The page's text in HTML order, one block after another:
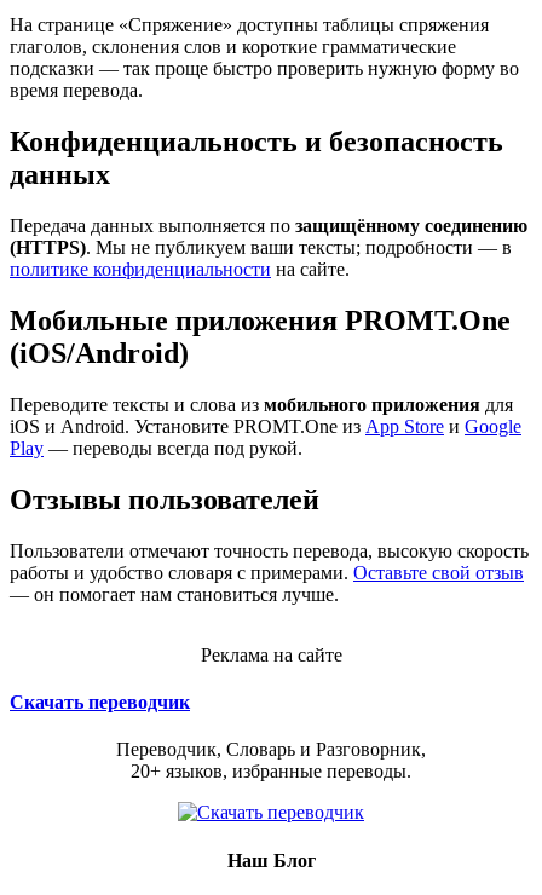
На странице «Спряжение» доступны таблицы спряжения
глаголов, склонения слов и короткие грамматические
подсказки — так проще быстро проверить нужную форму во
время перевода.
Конфиденциальность и безопасность
данных
Передача данных выполняется по защищённому соединению
(HTTPS). Мы не публикуем ваши тексты; подробности — в
политике конфиденциальности на сайте.
Мобильные приложения PROMT.One
(iOS/Android)
Переводите тексты и слова из мобильного приложения для
iOS и Android. Установите PROMT.One из App Store и Google
Play — переводы всегда под рукой.
Отзывы пользователей
Пользователи отмечают точность перевода, высокую скорость
работы и удобство словаря с примерами. Оставьте свой отзыв
— он помогает нам становиться лучше.
Реклама на сайте
Скачать переводчик
Переводчик, Словарь и Разговорник,
20+ языков, избранные переводы.
Наш Блог